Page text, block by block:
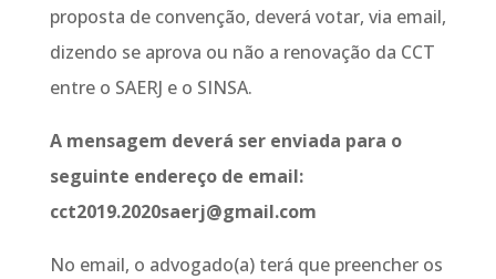
proposta de convenção, deverá votar, via email,
dizendo se aprova ou não a renovação da CCT
entre o SAERJ e o SINSA.
A mensagem deverá ser enviada para o
seguinte endereço de email:
cct2019.2020saerj@gmail.com
No email, o advogado(a) terá que preencher os